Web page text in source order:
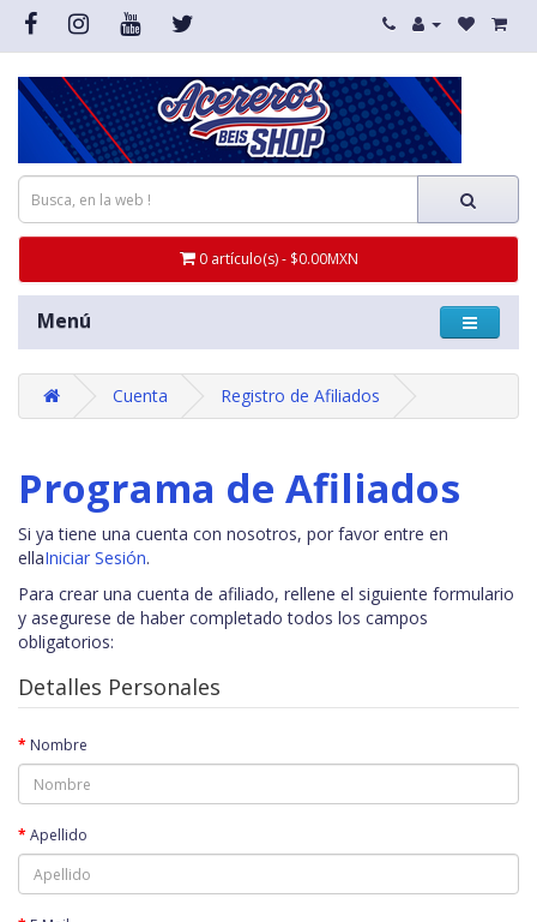
0 artículo(s) - $0.00MXN
Menú
Cuenta Registro de Afiliados
Programa de Afiliados
Si ya tiene una cuenta con nosotros, por favor entre en
ellaIniciar Sesión.
Para crear una cuenta de afiliado, rellene el siguiente formulario
y asegurese de haber completado todos los campos
obligatorios:
Detalles Personales
Nombre
Apellido